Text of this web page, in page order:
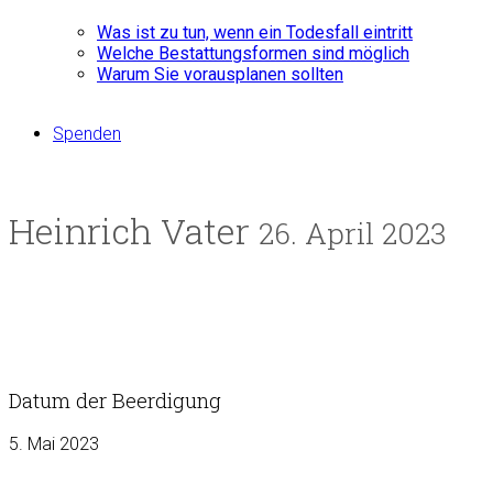
Was ist zu tun, wenn ein Todesfall eintritt
Welche Bestattungsformen sind möglich
Warum Sie vorausplanen sollten
Spenden
Heinrich Vater 26. April 2023
Datum der Beerdigung
5. Mai 2023